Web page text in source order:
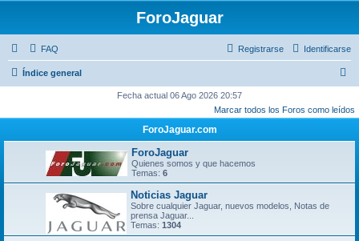
ForoJaguar
FAQ Identificarse
Registrarse
Índice general
s
Fecha actual 06 Ago 2026 20:57
Marcar todos los Foros como leídos
ForoJaguar.com
ForoJaguar
Quienes somos y que hacemos
Temas: 6
Noticias Jaguar
Sobre cualquier Jaguar, nuevos modelos, Notas de
prensa Jaguar...
Temas: 1304